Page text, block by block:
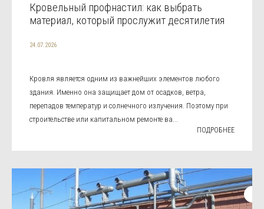
Кровельный профнастил: как выбрать
материал, который прослужит десятилетия
24.07.2026
Кровля является одним из важнейших элементов любого
здания. Именно она защищает дом от осадков, ветра,
перепадов температур и солнечного излучения. Поэтому при
строительстве или капитальном ремонте ва...
ПОДРОБНЕЕ